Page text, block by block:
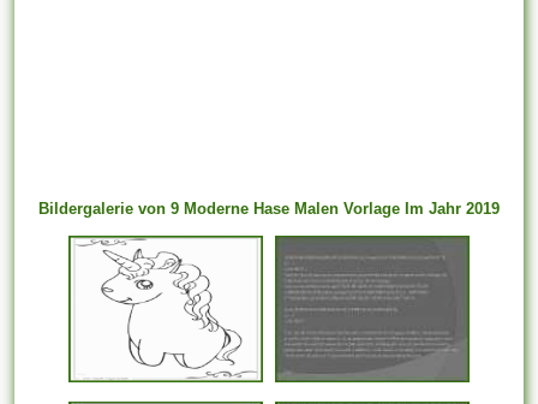
Bildergalerie von 9 Moderne Hase Malen Vorlage Im Jahr 2019